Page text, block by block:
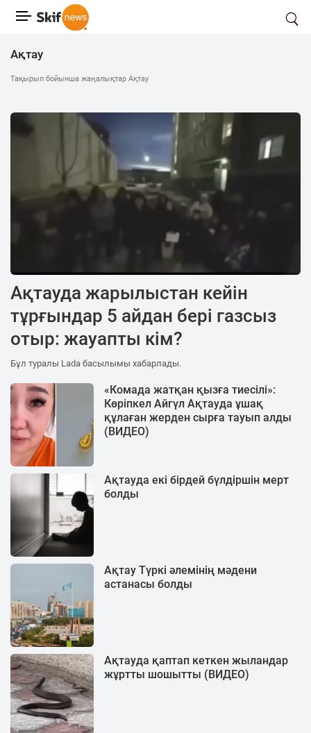
Ақтау
Тақырып бойынша жаңалықтар Ақтау
Ақтауда жарылыстан кейін
тұрғындар 5 айдан бері газсыз
отыр: жауапты кім?
Бұл туралы Lada басылымы хабарлады.
«Комада жатқан қызға тиесілі»:
Көріпкел Айгүл Ақтауда ұшақ
құлаған жерден сырға тауып алды
(ВИДЕО)
Ақтауда екі бірдей бүлдіршін мерт
болды
Ақтау Түркі әлемінің мәдени
астанасы болды
Ақтауда қаптап кеткен жыландар
жұртты шошытты (ВИДЕО)